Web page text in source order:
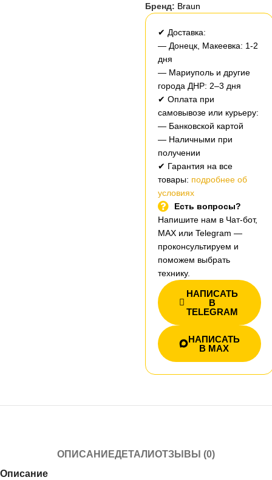
Бренд: Braun
✔ Доставка:
— Донецк, Макеевка: 1-2
дня
— Мариуполь и другие
города ДНР: 2–3 дня
✔ Оплата при
самовывозе или курьеру:
— Банковской картой
— Наличными при
получении
✔ Гарантия на все
товары: подробнее об
условиях
Есть вопросы?
Напишите нам в Чат-бот,
MAX или Telegram —
проконсультируем и
поможем выбрать
технику.
НАПИСАТЬ
В
TELEGRAM
НАПИСАТЬ
В MAX
ОПИСАНИЕДЕТАЛИОТЗЫВЫ (0)
Описание